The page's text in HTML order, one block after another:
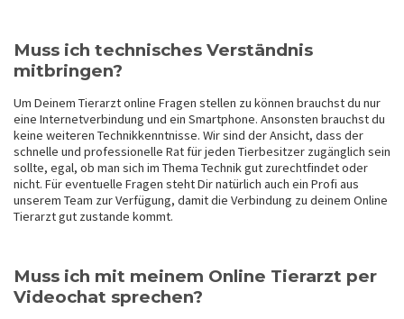
Muss ich technisches Verständnis
mitbringen?
Um Deinem Tierarzt online Fragen stellen zu können brauchst du nur
eine Internetverbindung und ein Smartphone. Ansonsten brauchst du
keine weiteren Technikkenntnisse. Wir sind der Ansicht, dass der
schnelle und professionelle Rat für jeden Tierbesitzer zugänglich sein
sollte, egal, ob man sich im Thema Technik gut zurechtfindet oder
nicht. Für eventuelle Fragen steht Dir natürlich auch ein Profi aus
unserem Team zur Verfügung, damit die Verbindung zu deinem Online
Tierarzt gut zustande kommt.
Muss ich mit meinem Online Tierarzt per
Videochat sprechen?